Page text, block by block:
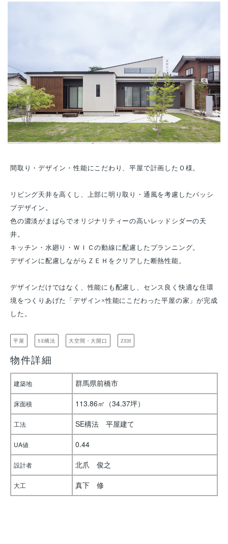
間取り・デザイン・性能にこだわり、平屋で計画したＯ様。
リビング天井を高くし、上部に明り取り・通風を考慮したパッシ
ブデザイン。
色の濃淡がまばらでオリジナリティーの高いレッドシダーの天
井。
キッチン・水廻り・ＷＩＣの動線に配慮したプランニング。
デザインに配慮しながらＺＥＨをクリアした断熱性能。
デザインだけではなく、性能にも配慮し、センス良く快適な住環
境をつくりあげた「デザイン×性能にこだわった平屋の家」が完成
した。
平屋 SE構法 大空間・大開口 ZEH
物件詳細
建築地 群馬県前橋市
床面積 113.86㎡（34.37坪）
工法 SE構法 平屋建て
UA値 0.44
設計者 北爪 俊之
大工 真下 修